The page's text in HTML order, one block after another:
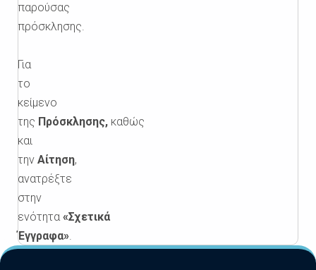
παρούσας
πρόσκλησης.
Για
το
κείμενο
της Πρόσκλησης, καθώς
και
την Αίτηση,
ανατρέξτε
στην
ενότητα«Σχετικά
Έγγραφα».